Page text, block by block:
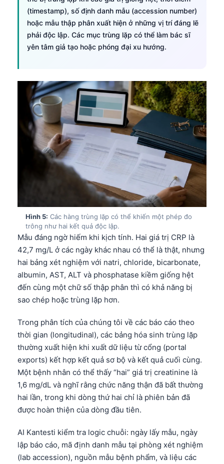
(timestamp), số định danh mẫu (accession number)
hoặc mẫu thập phân xuất hiện ở những vị trí đáng lẽ
phải độc lập. Các mục trùng lặp có thể làm bác sĩ
yên tâm giả tạo hoặc phóng đại xu hướng.
Hình 5: Các hàng trùng lặp có thể khiến một phép đo
trông như hai kết quả độc lập.
Mẫu đáng ngờ hiếm khi kịch tính. Hai giá trị CRP là
42,7 mg/L ở các ngày khác nhau có thể là thật, nhưng
hai bảng xét nghiệm với natri, chloride, bicarbonate,
albumin, AST, ALT và phosphatase kiềm giống hệt
đến cùng một chữ số thập phân thì có khả năng bị
sao chép hoặc trùng lặp hơn.
Trong phân tích của chúng tôi về các báo cáo theo
thời gian (longitudinal), các bảng hóa sinh trùng lặp
thường xuất hiện khi xuất dữ liệu từ cổng (portal
exports) kết hợp kết quả sơ bộ và kết quả cuối cùng.
Một bệnh nhân có thể thấy “hai” giá trị creatinine là
1,6 mg/dL và nghĩ rằng chức năng thận đã bất thường
hai lần, trong khi dòng thứ hai chỉ là phiên bản đã
được hoàn thiện của dòng đầu tiên.
AI Kantesti kiểm tra logic chuỗi: ngày lấy mẫu, ngày
lập báo cáo, mã định danh mẫu tại phòng xét nghiệm
(lab accession), nguồn mẫu bệnh phẩm, và liệu các
Frysk
Ślōnskŏ gŏdka